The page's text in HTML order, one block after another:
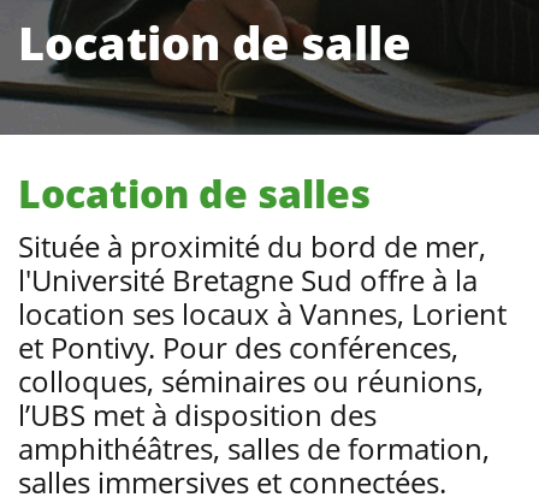
Location de salle
Location de salles
Située à proximité du bord de mer,
l'Université Bretagne Sud offre à la
location ses locaux à Vannes, Lorient
et Pontivy. Pour des conférences,
colloques, séminaires ou réunions,
l’UBS met à disposition des
amphithéâtres, salles de formation,
salles immersives et connectées.